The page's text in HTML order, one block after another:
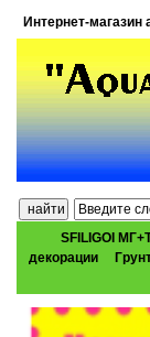
Интернет-магазин
SFILIGOI
декорации